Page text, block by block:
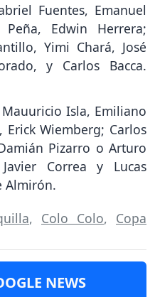
Fuentes, Emanuel
Edwin Herrera;
Yimi Chará, José
y Carlos Bacca.
Isla, Emiliano
Wiemberg; Carlos
Pizarro o Arturo
Correa y Lucas
Almirón.
, Colo Colo, Copa
NEWS